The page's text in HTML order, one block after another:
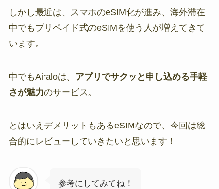
しかし最近は、スマホのeSIM化が進み、海外滞在
中でもプリペイド式のeSIMを使う人が増えてきて
います。
中でもAiraloは、 アプリでサクッと申し込める手軽
さが魅力のサービス。
とはいえデメリットもあるeSIMなので、今回は総
合的にレビューしていきたいと思います！
参考にしてみてね！